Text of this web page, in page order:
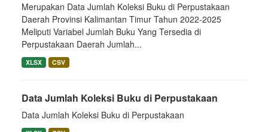
Merupakan Data Jumlah Koleksi Buku di Perpustakaan
Daerah Provinsi Kalimantan Timur Tahun 2022-2025
Meliputi Variabel Jumlah Buku Yang Tersedia di
Perpustakaan Daerah Jumlah...
XLSX CSV
Data Jumlah Koleksi Buku di Perpustakaan
Data Jumlah Koleksi Buku di Perpustakaan